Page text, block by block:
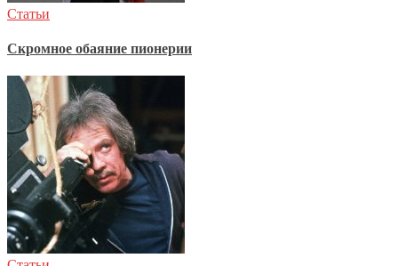
Статьи
Скромное обаяние пионерии